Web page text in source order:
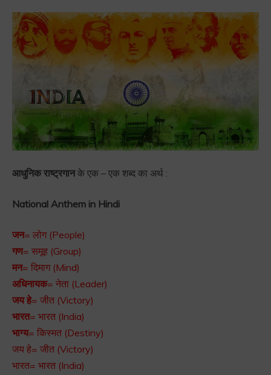
आधुनिक राष्ट्रगानके एक – एक शब्द का अर्थ :
National Anthem in Hindi
जन= लोग (People)
गण= समूह (Group)
मन= दिमाग (Mind)
अधिनायक= नेता (Leader)
जय हे= जीत (Victory)
भारत= भारत (India)
भाग्य= किस्मत (Destiny)
जय हे= जीत (Victory)
भारत= भारत (India)